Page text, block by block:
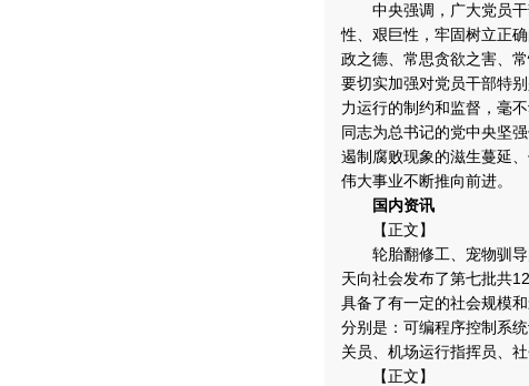
中央强调，广大党员干
性、艰巨性，牢固树立正
政之德、常思贪欲之害、
要切实加强对党员干部特
力运行的制约和监督，毫
同志为总书记的党中央坚
遏制腐败现象的滋生蔓延
伟大事业不断推向前进。
国内资讯
【正文】
轮胎翻修工、宠物驯导
天向社会发布了第七批共
具备了有一定的社会规模
分别是：可编程序控制系
关员、机场运行指挥员、
【正文】